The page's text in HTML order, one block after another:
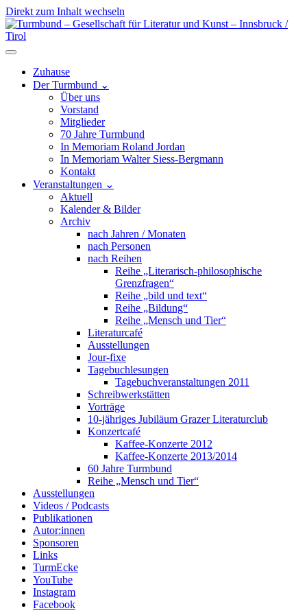
Direkt zum Inhalt wechseln
Hauptnavigation
Zuhause
Der Turmbund ⌄
Über uns
Vorstand
Mitglieder
70 Jahre Turmbund
In Memoriam Roland Jordan
In Memoriam Walter Siess-Bergmann
Kontakt
Veranstaltungen ⌄
Aktuell
Kalender & Bilder
Archiv
nach Jahren / Monaten
nach Personen
nach Reihen
Reihe „Literarisch-philosophische
Grenzfragen“
Reihe „bild und text“
Reihe „Bildung“
Reihe „Mensch und Tier“
Literaturcafé
Ausstellungen
Jour-fixe
Tagebuchlesungen
Tagebuchveranstaltungen 2011
Schreibwerkstätten
Vorträge
10-jähriges Jubiläum Grazer Literaturclub
Konzertcafé
Kaffee-Konzerte 2012
Kaffee-Konzerte 2013/2014
60 Jahre Turmbund
Reihe „Mensch und Tier“
Ausstellungen
Videos / Podcasts
Publikationen
Autor:innen
Sponsoren
Links
TurmEcke
YouTube
Instagram
Facebook